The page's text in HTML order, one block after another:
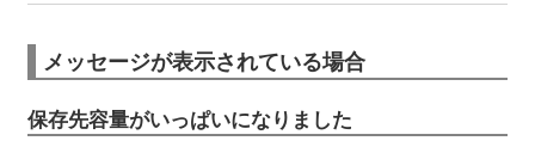
メッセージが表示されている場合
保存先容量がいっぱいになりました